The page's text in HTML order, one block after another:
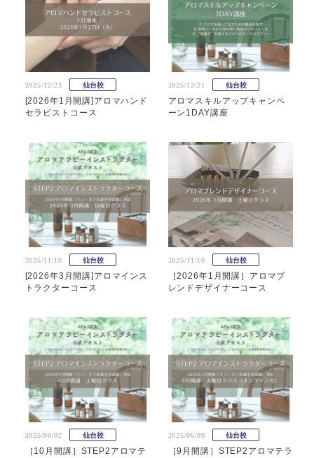
2025/12/23 仙台校
[2026年1月開講]アロマハンド
セラピストコース
2025/12/21 仙台校
アロマスキルアップキャンペ
ーン1DAY講座
2025/11/10 仙台校
[2026年3月開講]アロマインス
トラクターコース
2025/11/10 仙台校
［2026年1月開講］アロマブ
レンドデザイナーコース
2025/08/02 仙台校
［10月開講］STEP2アロマテ
2025/06/09 仙台校
［9月開講］STEP2アロマテラ